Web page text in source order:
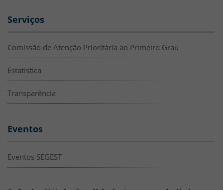
Serviços
Comissão de Atenção Prioritária ao Primeiro Grau
Estatística
Transparência
Eventos
Eventos SEGEST